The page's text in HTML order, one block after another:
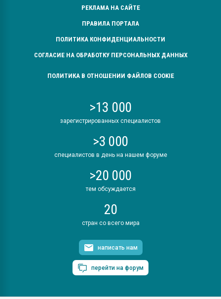
РЕКЛАМА НА САЙТЕ
ПРАВИЛА ПОРТАЛА
ПОЛИТИКА КОНФИДЕНЦИАЛЬНОСТИ
СОГЛАСИЕ НА ОБРАБОТКУ ПЕРСОНАЛЬНЫХ ДАННЫХ
ПОЛИТИКА В ОТНОШЕНИИ ФАЙЛОВ COOKIE
>13 000
зарегистрированных специалистов
>3 000
специалистов в день на нашем форуме
>20 000
тем обсуждается
20
стран со всего мира
написать нам
перейти на форум